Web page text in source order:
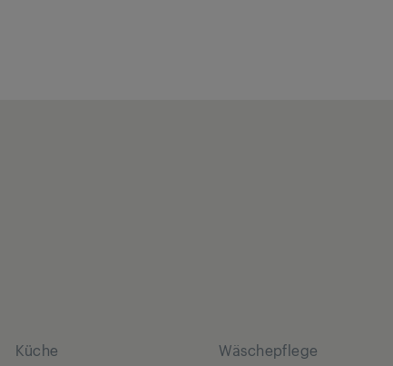
Küche Wäschepflege